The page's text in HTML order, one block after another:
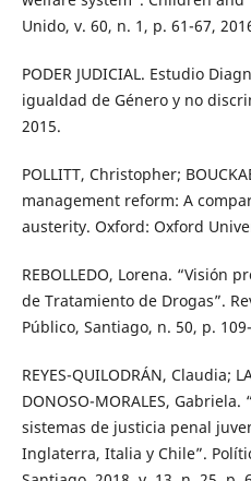
Unido, v. 60, n. 1, p. 61-67,
PODER JUDICIAL. Estudio
igualdad de Género y no
2015.
POLLITT, Christopher;
management reform: A
austerity. Oxford: Oxford
REBOLLEDO, Lorena. “Visión
de Tratamiento de Drogas”.
Público, Santiago, n. 50, p.
REYES-QUILODRÁN, Claudia;
DONOSO-MORALES,
sistemas de justicia penal
Inglaterra, Italia y Chile”.